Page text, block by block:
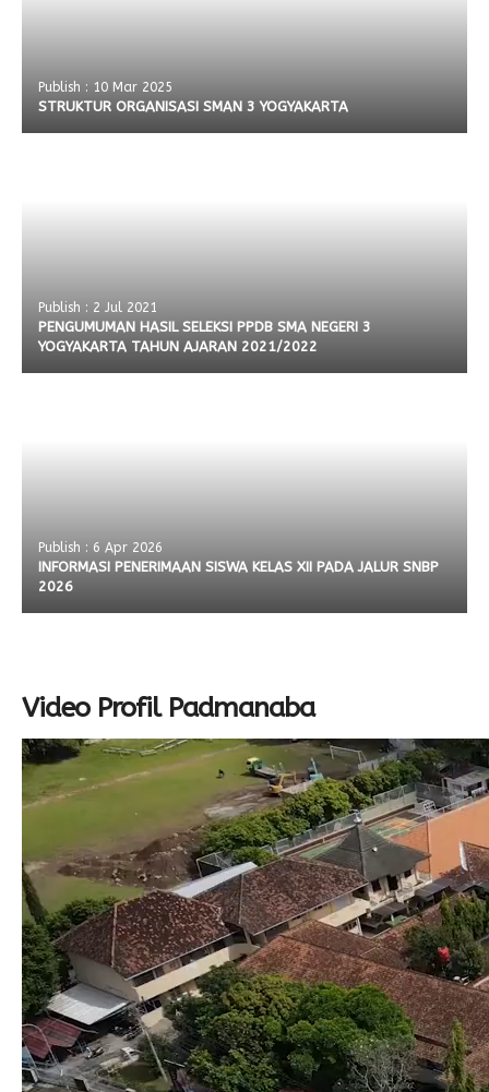
Publish : 10 Mar 2025
STRUKTUR ORGANISASI SMAN 3 YOGYAKARTA
Publish : 2 Jul 2021
PENGUMUMAN HASIL SELEKSI PPDB SMA NEGERI 3
YOGYAKARTA TAHUN AJARAN 2021/2022
Publish : 6 Apr 2026
INFORMASI PENERIMAAN SISWA KELAS XII PADA JALUR SNBP
2026
Video Profil Padmanaba